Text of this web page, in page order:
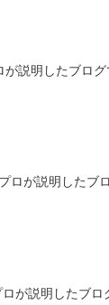
説明したブロ
ロが説明したブ
が説明したブ